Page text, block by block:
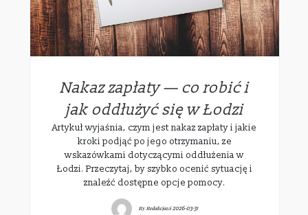
Nakaz zapłaty — co robić i
jak oddłużyć się w Łodzi
Artykuł wyjaśnia, czym jest nakaz zapłaty i jakie
kroki podjąć po jego otrzymaniu, ze
wskazówkami dotyczącymi oddłużenia w
Łodzi. Przeczytaj, by szybko ocenić sytuację i
znaleźć dostępne opcje pomocy.
ByRedakcjawi 2026-03-31